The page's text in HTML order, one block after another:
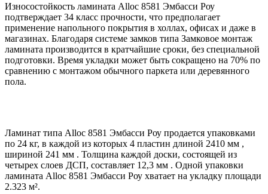
Износостойкость ламината Alloc 8581 Эмбасси Роу
подтверждает 34 класс прочности, что предполагает
применение напольного покрытия в холлах, офисах и даже в
магазинах. Благодаря системе замков типа Замковое монтаж
ламината производится в кратчайшие сроки, без специальной
подготовки. Время укладки может быть сокращено на 70% по
сравнению с монтажом обычного паркета или деревянного
пола.
Ламинат типа Alloc 8581 Эмбасси Роу продается упаковками
по 24 кг, в каждой из которых 4 пластин длиной 2410 мм ,
шириной 241 мм . Толщина каждой доски, состоящей из
четырех слоев ДСП, составляет 12,3 мм . Одной упаковки
ламината Alloc 8581 Эмбасси Роу хватает на укладку площади
2.323 м².